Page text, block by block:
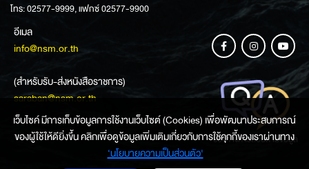
โทร: 02577-9999, แฟกซ์ 02577-9900
อีเมล
info@nsm.or.th
(สำหรับรับ-ส่งหนังสือราชการ)
saraban@nsm.or.th
ช่องทางการสอบถามข้อมูล
เว็บไซค์ มีการเก็บข้อมูลการใช้งานเว็บไซต์ (Cookies) เพื่อพัฒนาประสบการณ์
ของผู้ใช้ให้ดียิ่งขึ้น คลิกเพื่อดูข้อมูลเพิ่มเติมเกี่ยวกับการใช้คุกกี้ของเราผ่านทาง
‘นโยบายความเป็นส่วนตัว'